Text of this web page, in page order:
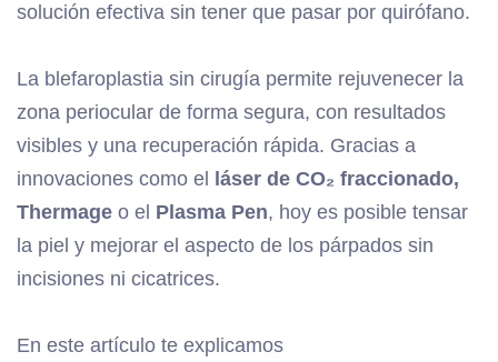
solución efectiva sin tener que pasar por quirófano.
La blefaroplastia sin cirugía permite rejuvenecer la
zona periocular de forma segura, con resultados
visibles y una recuperación rápida. Gracias a
innovaciones como el
láser de CO₂ fraccionado,
Thermage o el Plasma Pen, hoy es posible tensar
la piel y mejorar el aspecto de los párpados sin
incisiones ni cicatrices.
En este artículo te explicamos